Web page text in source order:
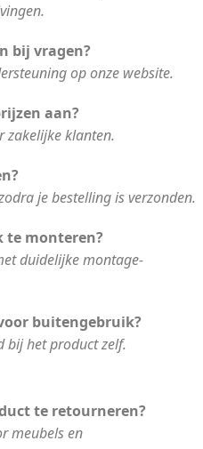
bij vragen?
op onze website.
aan?
zakelijke klanten.
je bestelling is verzonden.
te monteren?
duidelijke montage-
buitengebruik?
bij het product zelf.
te retourneren?
meubels en